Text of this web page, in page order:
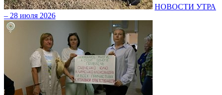
НОВОСТИ УТРА
– 28 июля 2026